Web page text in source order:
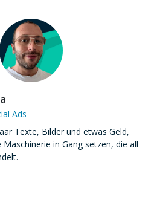
Ads
Texte, Bilder und etwas Geld,
in Gang setzen, die all